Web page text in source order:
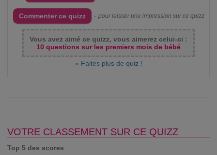
Commenter ce quizz - pour laisser une impression sur ce quizz
Vous avez aimé ce quizz, vous aimerez celui-ci :
10 questions sur les premiers mois de bébé
» Faites plus de quiz !
VOTRE CLASSEMENT SUR CE QUIZZ
Top 5 des scores